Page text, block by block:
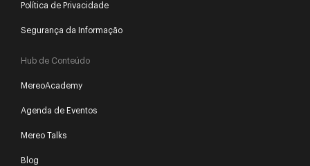
Política de Privacidade
Segurança da Informação
Hub de Conteúdo
MereoAcademy
Agenda de Eventos
Mereo Talks
Blog